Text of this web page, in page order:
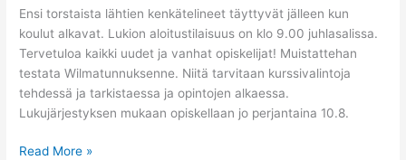
Ensi torstaista lähtien kenkätelineet täyttyvät jälleen kun
koulut alkavat. Lukion aloitustilaisuus on klo 9.00 juhlasalissa.
Tervetuloa kaikki uudet ja vanhat opiskelijat! Muistattehan
testata Wilmatunnuksenne. Niitä tarvitaan kurssivalintoja
tehdessä ja tarkistaessa ja opintojen alkaessa.
Lukujärjestyksen mukaan opiskellaan jo perjantaina 10.8.
9.8.
Read More »